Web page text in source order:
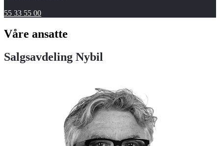
55 33 55 00
Våre ansatte
Salgsavdeling Nybil